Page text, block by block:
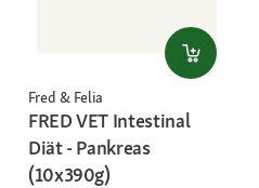
Fred & Felia
FRED VET Intestinal
Diät - Pankreas
(10x390g)